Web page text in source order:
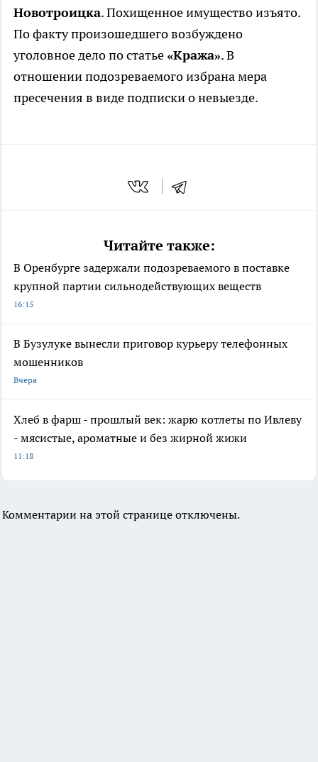
Новотроицка. Похищенное имущество изъято.
По факту произошедшего возбуждено
уголовное дело по статье «Кража». В
отношении подозреваемого избрана мера
пресечения в виде подписки о невыезде.
Читайте также:
В Оренбурге задержали подозреваемого в поставке
крупной партии сильнодействующих веществ
16:15
В Бузулуке вынесли приговор курьеру телефонных
мошенников
Вчера
Хлеб в фарш - прошлый век: жарю котлеты по Ивлеву
- мясистые, ароматные и без жирной жижи
11:18
Комментарии на этой странице отключены.